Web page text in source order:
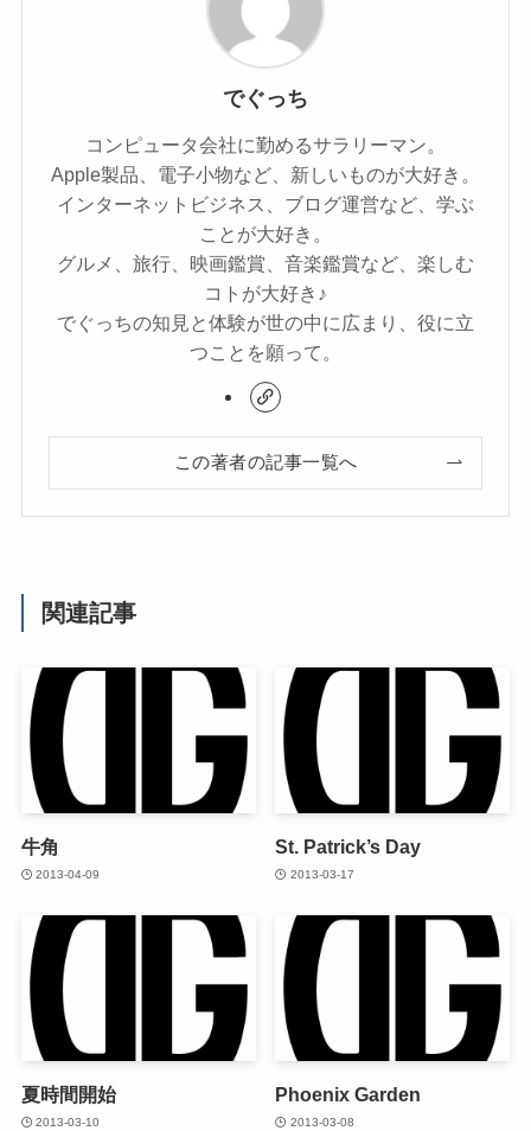
でぐっち
コンピュータ会社に勤めるサラリーマン。
Apple製品、電子小物など、新しいものが大好き。
インターネットビジネス、ブログ運営など、学ぶ
ことが大好き。
グルメ、旅行、映画鑑賞、音楽鑑賞など、楽しむ
コトが大好き♪
でぐっちの知見と体験が世の中に広まり、役に立
つことを願って。
この著者の記事一覧へ
関連記事
牛角
2013-04-09
St. Patrick’s Day
2013-03-17
夏時間開始
2013-03-10
Phoenix Garden
2013-03-08